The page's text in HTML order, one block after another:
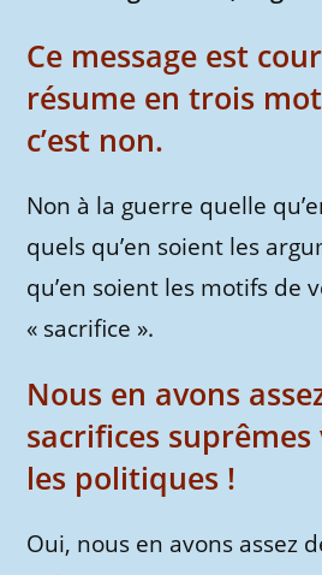
Ce message est
résume en trois
c’est non.
Non à la guerre quelle
quels qu’en soient les
qu’en soient les motifs de
« sacrifice ».
Nous en avons
sacrifices
les politiques !
Oui, nous en avons assez